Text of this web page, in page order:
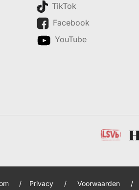
TikTok
Facebook
YouTube
/ Privacy / Voorwaarden /